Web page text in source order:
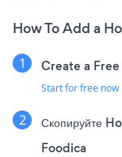
How To Add a
Create a
Start for free now
Скопируйте
Foodica